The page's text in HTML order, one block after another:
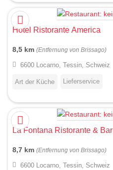
Hotel Ristorante America
8,5 km (Entfernung von Brissago)
6600 Locarno, Tessin, Schweiz
Art der Küche Lieferservice
La Fontana Ristorante & Bar
8,7 km (Entfernung von Brissago)
6600 Locarno, Tessin, Schweiz